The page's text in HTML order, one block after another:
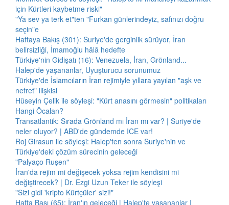
için Kürtleri kaybetme riski"
"Ya sev ya terk et"ten "Furkan günlerindeyiz, safınızı doğru
seçin"e
Haftaya Bakış (301): Suriye'de gerginlik sürüyor, İran
belirsizliği, İmamoğlu hâlâ hedefte
Türkiye'nin Gidişatı (16): Venezuela, İran, Grönland...
Halep'de yaşananlar, Uyuşturucu sorunumuz
Türkiye'de İslamcıların İran rejimiyle yıllara yayılan "aşk ve
nefret" ilişkisi
Hüseyin Çelik ile söyleşi: "Kürt anasını görmesin" politikaları
Hangi Öcalan?
Transatlantik: Sırada Grönland mı İran mı var? | Suriye'de
neler oluyor? | ABD'de gündemde ICE var!
Roj Girasun ile söyleşi: Halep'ten sonra Suriye'nin ve
Türkiye'deki çözüm sürecinin geleceği
"Palyaço Ruşen"
İran'da rejim mi değişecek yoksa rejim kendisini mi
değiştirecek? | Dr. Ezgi Uzun Teker ile söyleşi
"Sizi gidi 'kripto Kürtçüler' sizi!"
Hafta Başı (65): İran'ın geleceği | Halep'te yaşananlar |